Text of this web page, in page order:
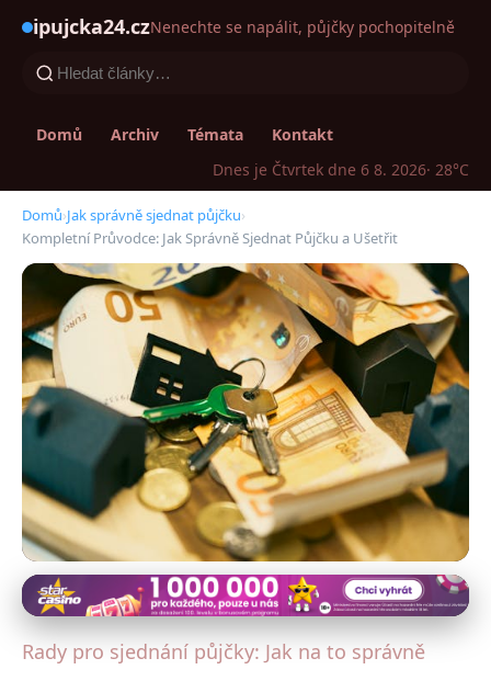
ipujcka24.czNenechte se napálit, půjčky pochopitelně
Domů Archiv Témata
Kontakt
Dnes je Čtvrtek dne 6 8. 2026· 28°C
Domů›Jak správně sjednat půjčku›
Kompletní Průvodce: Jak Správně Sjednat Půjčku a Ušetřit
Jak správně sjednat půjčku
Kompletní Průvodce: Jak Správně
Rady pro sjednání půjčky: Jak na to správně